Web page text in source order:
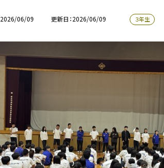
2026/06/09 更新日 2026/06/09 ３年生